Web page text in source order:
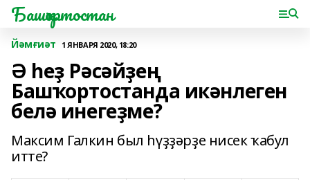
Башҡортостан
Йәмғиәт 1 ЯНВАРЯ 2020, 18:20
Ә һеҙ Рәсәйҙең
Башҡортостанда икәнлеген
белә инегеҙме?
Максим Галкин был һүҙҙәрҙе нисек ҡабул
итте?